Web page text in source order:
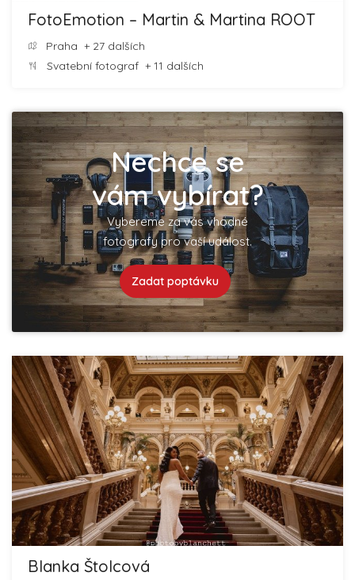
FotoEmotion – Martin & Martina ROOT
Praha + 27 dalších
Svatební fotograf + 11 dalších
Nechce se
vám vybírat?
Vybereme za vás vhodné
fotografy pro vaší událost.
Zadat poptávku
Blanka Štolcová